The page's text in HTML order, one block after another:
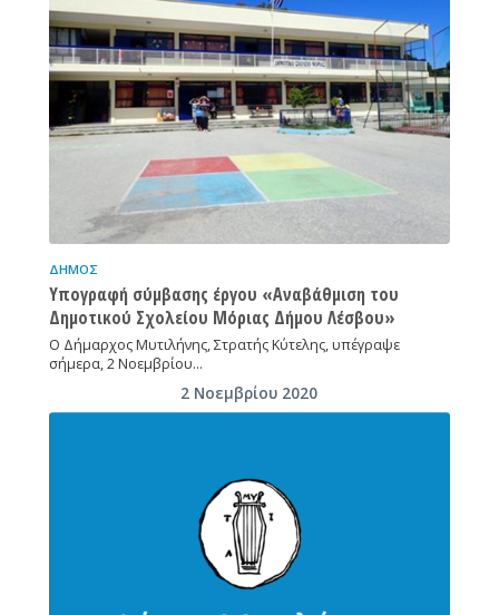
ΔΉΜΟΣ
Υπογραφή σύμβασης έργου «Αναβάθμιση του
Δημοτικού Σχολείου Μόριας Δήμου Λέσβου»
Ο Δήμαρχος Μυτιλήνης, Στρατής Κύτελης, υπέγραψε
σήμερα, 2 Νοεμβρίου…
2 Νοεμβρίου 2020